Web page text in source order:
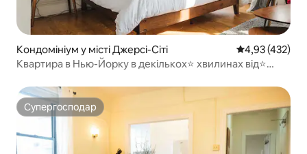
Кондомініум у місті Джерсі-Сіті Середня
4,93 (432)
Квартира в Нью-Йорку в декількох⭐ хвилинах від⭐
Супергосподар
Супергосподар